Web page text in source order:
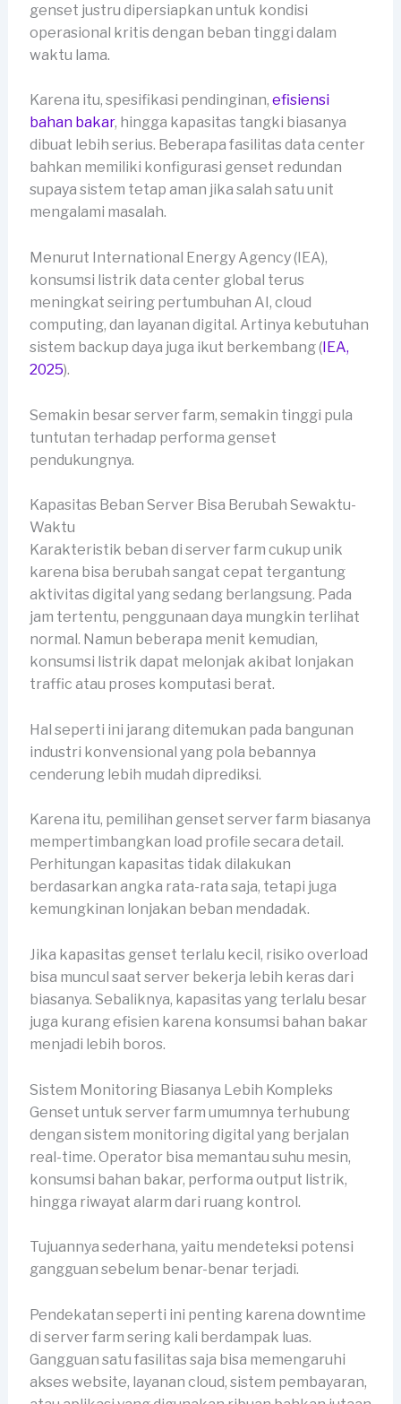
genset justru dipersiapkan untuk kondisi
operasional kritis dengan beban tinggi dalam
waktu lama.
Karena itu, spesifikasi pendinginan, efisiensi
bahan bakar, hingga kapasitas tangki biasanya
dibuat lebih serius. Beberapa fasilitas data center
bahkan memiliki konfigurasi genset redundan
supaya sistem tetap aman jika salah satu unit
mengalami masalah.
Menurut International Energy Agency (IEA),
konsumsi listrik data center global terus
meningkat seiring pertumbuhan AI, cloud
computing, dan layanan digital. Artinya kebutuhan
sistem backup daya juga ikut berkembang (IEA,
2025).
Semakin besar server farm, semakin tinggi pula
tuntutan terhadap performa genset
pendukungnya.
Kapasitas Beban Server Bisa Berubah Sewaktu-
Waktu
Karakteristik beban di server farm cukup unik
karena bisa berubah sangat cepat tergantung
aktivitas digital yang sedang berlangsung. Pada
jam tertentu, penggunaan daya mungkin terlihat
normal. Namun beberapa menit kemudian,
konsumsi listrik dapat melonjak akibat lonjakan
traffic atau proses komputasi berat.
Hal seperti ini jarang ditemukan pada bangunan
industri konvensional yang pola bebannya
cenderung lebih mudah diprediksi.
Karena itu, pemilihan genset server farm biasanya
mempertimbangkan load profile secara detail.
Perhitungan kapasitas tidak dilakukan
berdasarkan angka rata-rata saja, tetapi juga
kemungkinan lonjakan beban mendadak.
Jika kapasitas genset terlalu kecil, risiko overload
bisa muncul saat server bekerja lebih keras dari
biasanya. Sebaliknya, kapasitas yang terlalu besar
juga kurang efisien karena konsumsi bahan bakar
menjadi lebih boros.
Sistem Monitoring Biasanya Lebih Kompleks
Genset untuk server farm umumnya terhubung
dengan sistem monitoring digital yang berjalan
real-time. Operator bisa memantau suhu mesin,
konsumsi bahan bakar, performa output listrik,
hingga riwayat alarm dari ruang kontrol.
Tujuannya sederhana, yaitu mendeteksi potensi
gangguan sebelum benar-benar terjadi.
Pendekatan seperti ini penting karena downtime
di server farm sering kali berdampak luas.
Gangguan satu fasilitas saja bisa memengaruhi
akses website, layanan cloud, sistem pembayaran,